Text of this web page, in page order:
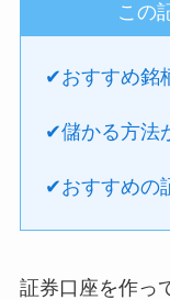
この
✔︎おすすめ銘
✔︎儲かる方法
✔︎おすすめの
証券口座を作っ